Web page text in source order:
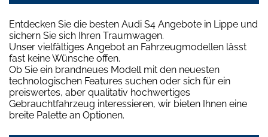
Entdecken Sie die besten Audi S4 Angebote in Lippe und
sichern Sie sich Ihren Traumwagen.
Unser vielfältiges Angebot an Fahrzeugmodellen lässt
fast keine Wünsche offen.
Ob Sie ein brandneues Modell mit den neuesten
technologischen Features suchen oder sich für ein
preiswertes, aber qualitativ hochwertiges
Gebrauchtfahrzeug interessieren, wir bieten Ihnen eine
breite Palette an Optionen.